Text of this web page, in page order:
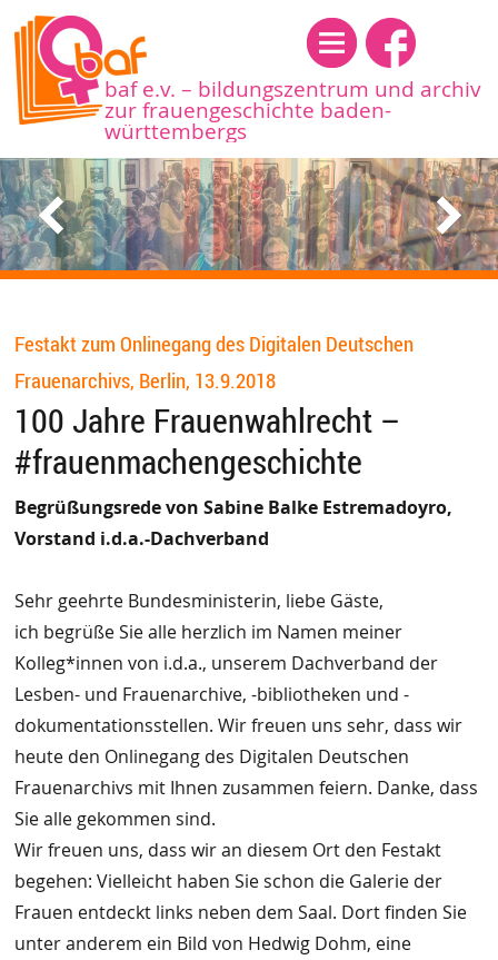
baf e.v. – bildungszentrum und archiv
zur frauengeschichte baden-
württembergs
Menü
Festakt zum Onlinegang des Digitalen Deutschen
Frauenarchivs, Berlin, 13.9.2018
100 Jahre Frauenwahlrecht –
#frauenmachengeschichte
Begrüßungsrede von Sabine Balke Estremadoyro,
Vorstand i.d.a.-Dachverband
Sehr geehrte Bundesministerin, liebe Gäste,
ich begrüße Sie alle herzlich im Namen meiner
Kolleg*innen von i.d.a., unserem Dachverband der
Lesben- und Frauenarchive, -bibliotheken und -
dokumentationsstellen. Wir freuen uns sehr, dass wir
heute den Onlinegang des Digitalen Deutschen
Frauenarchivs mit Ihnen zusammen feiern. Danke, dass
Sie alle gekommen sind.
Wir freuen uns, dass wir an diesem Ort den Festakt
begehen: Vielleicht haben Sie schon die Galerie der
Frauen entdeckt links neben dem Saal. Dort finden Sie
unter anderem ein Bild von Hedwig Dohm, eine